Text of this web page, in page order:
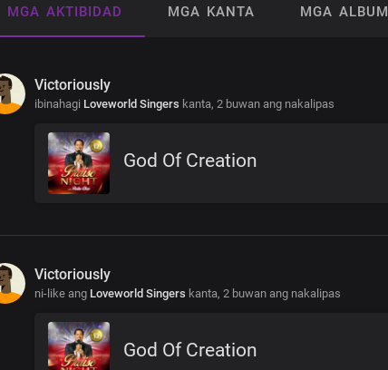
MGA AKTIBIDAD MGA KANTA MGA ALBUM
Victoriously
ibinahagi Loveworld Singers kanta, 2 buwan ang nakalipas
God Of Creation
Victoriously
ni-like ang Loveworld Singers kanta, 2 buwan ang nakalipas
God Of Creation